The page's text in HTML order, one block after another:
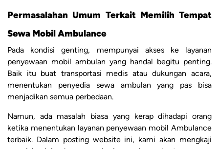
Permasalahan Umum Terkait Memilih Tempat
Sewa Mobil Ambulance
Pada kondisi genting, mempunyai akses ke layanan
penyewaan mobil ambulan yang handal begitu penting.
Baik itu buat transportasi medis atau dukungan acara,
menentukan penyedia sewa ambulan yang pas bisa
menjadikan semua perbedaan.
Namun, ada masalah biasa yang kerap dihadapi orang
ketika menentukan layanan penyewaan mobil Ambulance
terbaik. Dalam posting website ini, kami akan mengkaji